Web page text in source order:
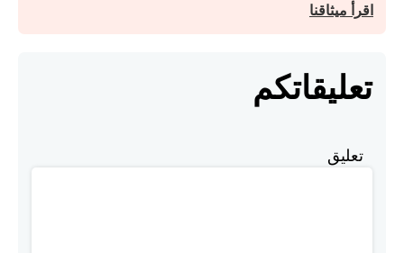
اقرأ ميثاقنا
تعليقاتكم
تعليق